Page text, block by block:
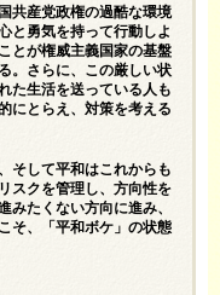
共産党政権の過酷な環境
と勇気を持って行動しよ
とが権威主義国家の基盤
。さらに、この厳しい状
た生活を送っている人も
にとらえ、対策を考える
そして平和はこれからも
スクを管理し、方向性を
みたくない方向に進み、
そ、「平和ボケ」の状態